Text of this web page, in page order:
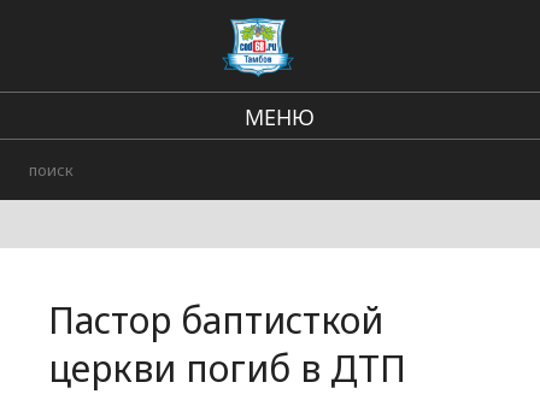
МЕНЮ
Городские события
Пастор баптисткой
церкви погиб в ДТП